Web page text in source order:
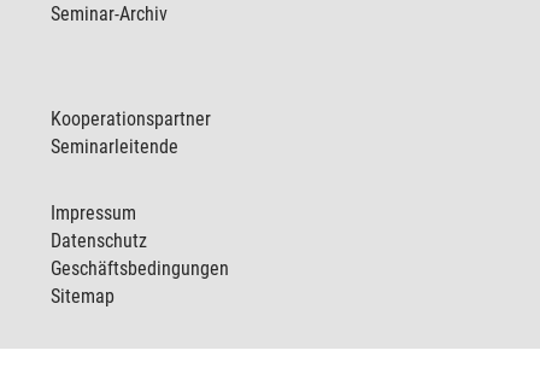
Seminar-Archiv
Kooperationspartner
Seminarleitende
Impressum
Datenschutz
Geschäftsbedingungen
Sitemap